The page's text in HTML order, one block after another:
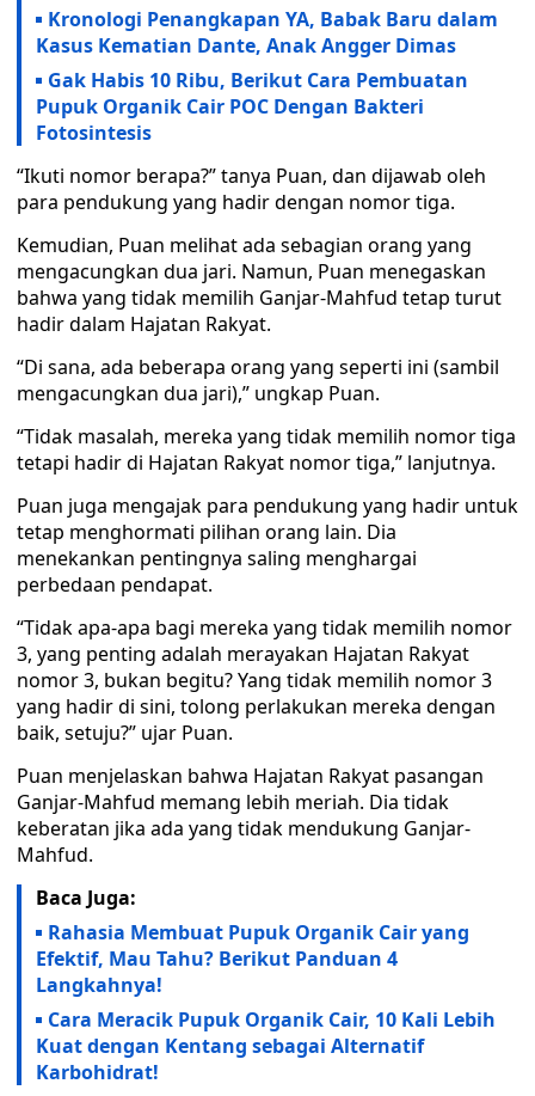
Kronologi Penangkapan YA, Babak Baru dalam
Kasus Kematian Dante, Anak Angger Dimas
Gak Habis 10 Ribu, Berikut Cara Pembuatan
Pupuk Organik Cair POC Dengan Bakteri
Fotosintesis
“Ikuti nomor berapa?” tanya Puan, dan dijawab oleh
para pendukung yang hadir dengan nomor tiga.
Kemudian, Puan melihat ada sebagian orang yang
mengacungkan dua jari. Namun, Puan menegaskan
bahwa yang tidak memilih Ganjar-Mahfud tetap turut
hadir dalam Hajatan Rakyat.
“Di sana, ada beberapa orang yang seperti ini (sambil
mengacungkan dua jari),” ungkap Puan.
“Tidak masalah, mereka yang tidak memilih nomor tiga
tetapi hadir di Hajatan Rakyat nomor tiga,” lanjutnya.
Puan juga mengajak para pendukung yang hadir untuk
tetap menghormati pilihan orang lain. Dia
menekankan pentingnya saling menghargai
perbedaan pendapat.
“Tidak apa-apa bagi mereka yang tidak memilih nomor
3, yang penting adalah merayakan Hajatan Rakyat
nomor 3, bukan begitu? Yang tidak memilih nomor 3
yang hadir di sini, tolong perlakukan mereka dengan
baik, setuju?” ujar Puan.
Puan menjelaskan bahwa Hajatan Rakyat pasangan
Ganjar-Mahfud memang lebih meriah. Dia tidak
keberatan jika ada yang tidak mendukung Ganjar-
Mahfud.
Baca Juga:
Rahasia Membuat Pupuk Organik Cair yang
Efektif, Mau Tahu? Berikut Panduan 4
Langkahnya!
Cara Meracik Pupuk Organik Cair, 10 Kali Lebih
Kuat dengan Kentang sebagai Alternatif
Karbohidrat!